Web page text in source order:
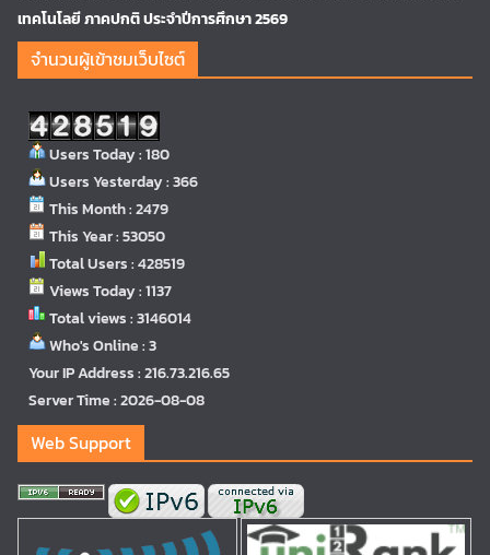
เทคโนโลยี ภาคปกติ ประจำปีการศึกษา 2569
จำนวนผู้เข้าชมเว็บไซต์
Users Today : 180
Users Yesterday : 366
This Month : 2479
This Year : 53050
Total Users : 428519
Views Today : 1137
Total views : 3146014
Who's Online : 3
Your IP Address : 216.73.216.65
Server Time : 2026-08-08
Web Support